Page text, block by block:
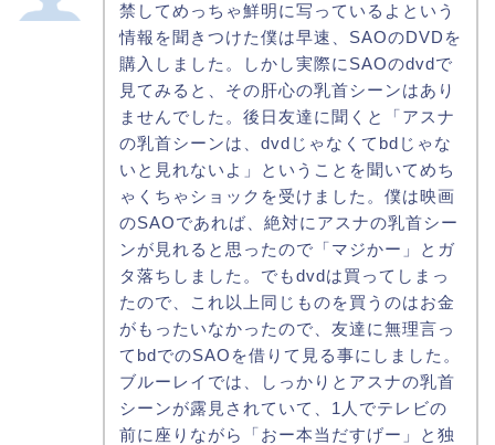
禁してめっちゃ鮮明に写っているよという
情報を聞きつけた僕は早速、SAOのDVDを
購入しました。しかし実際にSAOのdvdで
見てみると、その肝心の乳首シーンはあり
ませんでした。後日友達に聞くと「アスナ
の乳首シーンは、dvdじゃなくてbdじゃな
いと見れないよ」ということを聞いてめち
ゃくちゃショックを受けました。僕は映画
のSAOであれば、絶対にアスナの乳首シー
ンが見れると思ったので「マジかー」とガ
タ落ちしました。でもdvdは買ってしまっ
たので、これ以上同じものを買うのはお金
がもったいなかったので、友達に無理言っ
てbdでのSAOを借りて見る事にしました。
ブルーレイでは、しっかりとアスナの乳首
シーンが露見されていて、1人でテレビの
前に座りながら「おー本当だすげー」と独